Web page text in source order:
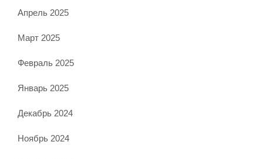
Апрель 2025
Март 2025
Февраль 2025
Январь 2025
Декабрь 2024
Ноябрь 2024